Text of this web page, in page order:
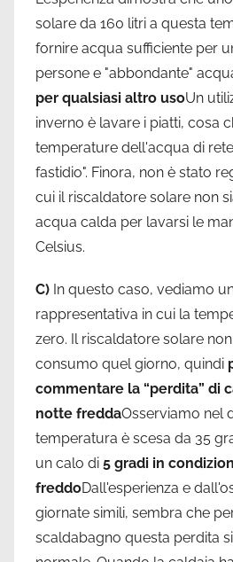
solare da 160 litri a questa
fornire acqua sufficiente per
persone e "abbondante"
per qualsiasi altro usoUn
inverno è lavare i piatti, cosa
temperature dell'acqua di
fastidio". Finora, non è stato
cui il riscaldatore solare non
acqua calda per lavarsi le
Celsius.
C) In questo caso, vediamo
rappresentativa in cui la
zero. Il riscaldatore solare
consumo quel giorno, quindi
commentare la “perdita” di
notte freddaOsserviamo nel
temperatura è scesa da 35
un calo di 5 gradi in
freddoDall'esperienza e
giornate simili, sembra che
scaldabagno questa perdita